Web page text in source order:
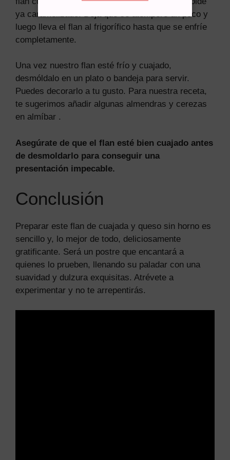
ya caramelizado. Deja que se atempere un poco y
luego lleva el flan al frigorífico hasta que se enfríe
completamente.
Una vez nuestro flan esté frío y cuajado,
desmóldalo en un plato o bandeja para servir.
Puedes decorarlo a tu gusto. Para nuestra receta,
te sugerimos añadir algunas almendras y cerezas
en almíbar .
Asegúrate de que el flan esté bien cuajado antes
de desmoldarlo para conseguir una
presentación impecable.
Conclusión
Preparar este flan de cuajada y queso sin horno es
sencillo y, lo mejor de todo, deliciosamente
gratificante. Será un postre que encantará a
quienes lo prueben, llenando su paladar con una
suavidad y dulzura exquisitas. Atrévete a
experimentar y no te arrepentirás.